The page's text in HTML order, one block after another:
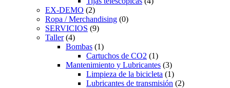
EX-DEMO (2)
Ropa / Merchandising (0)
SERVICIOS (9)
Taller (4)
Bombas (1)
Cartuchos de CO2 (1)
Mantenimiento y Lubricantes (3)
Limpieza de la bicicleta (1)
Lubricantes de transmisión (2)